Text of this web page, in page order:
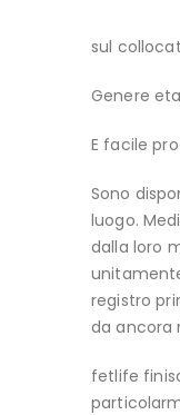
sul
Genere
E facile
Sono
luogo.
dalla loro
registro
da ancora
fetlife